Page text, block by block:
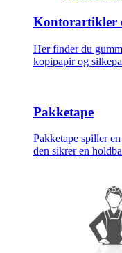
Kontorartikler
Her finder du
kopipapir og
Pakketape
Pakketape spiller
den sikrer en